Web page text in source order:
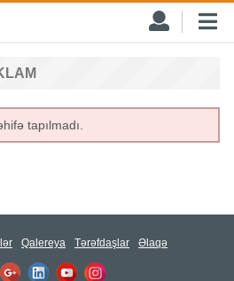
tapılmadı.
Qalereya Tərəfdaşlar Əlaqə